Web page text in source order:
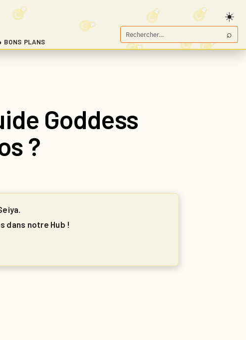
Rechercher
⌕
BONS PLANS
Goddess
?
dans notre Hub !